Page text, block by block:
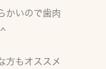
かいので歯肉
方もオススメ